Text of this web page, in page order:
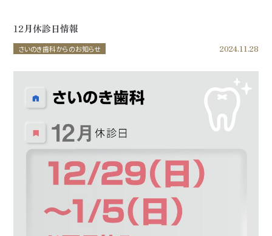
12月休診日情報
さいのき歯科からのお知らせ 2024.11.28